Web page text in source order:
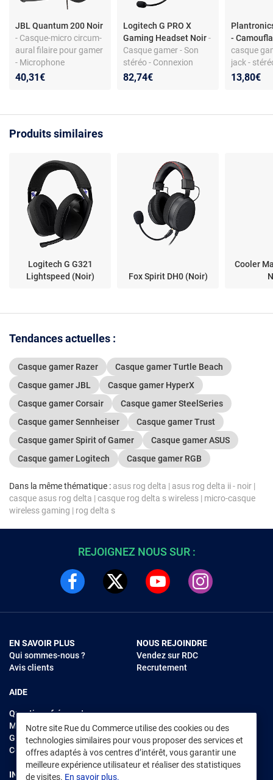
JBL Quantum 200 Noir
- Casque-micro circum-
aural filaire pour gamer
- Microphone
rétractable - Jack 3.5
40,31€
Logitech G PRO X
Gaming Headset Noir-
Casque gamer - Son
stéréo - Connexion
filaire jack 3.5 mm -
82,74€
-
casque
jack -
13,80€
Produits similaires
Logitech G G321
Lightspeed (Noir)
Fox Spirit DH0 (Noir)
Cooler
Tendances actuelles :
Casque gamer Razer
Casque gamer Turtle Beach
Casque gamer JBL
Casque gamer HyperX
Casque gamer Corsair
Casque gamer SteelSeries
Casque gamer Sennheiser
Casque gamer Trust
Casque gamer Spirit of Gamer
Casque gamer ASUS
Casque gamer Logitech
Casque gamer RGB
Dans la même thématique : asus rog delta | asus rog delta ii - noir |
casque asus rog delta | casque rog delta s wireless | micro-casque
wireless gaming | rog delta s
Notre site Rue du Commerce utilise des cookies ou des
technologies similaires pour vous proposer des services et
offres adaptés à vos centres d’intérêt, vous garantir une
meilleure expérience utilisateur et réaliser des statistiques
de visites. En savoir plus.
REJOIGNEZ NOUS SUR :
EN SAVOIR PLUS
Qui sommes-nous ?
Avis clients
AIDE
Questions fréquentes
Modes de règlements
Garantie et retours
Contacter Rue du Commerce
NOUS REJOINDRE
Vendez sur RDC
Recrutement
INFORMATIONS LÉGALES